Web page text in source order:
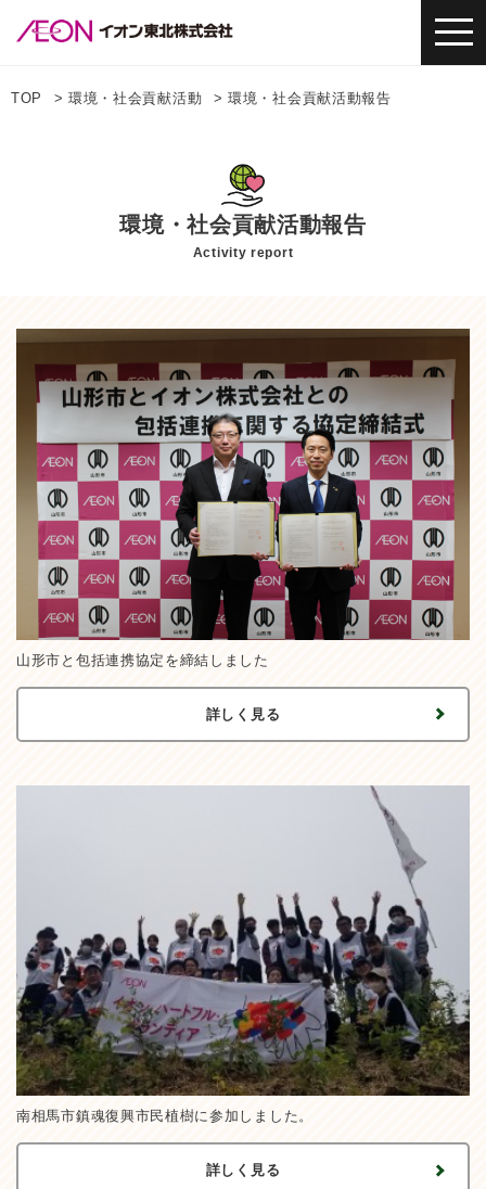
TOP 環境・社会貢献活動 環境・社会貢献活動報告
環境・社会貢献活動報告
Activity report
山形市と包括連携協定を締結しました
詳しく見る
南相馬市鎮魂復興市民植樹に参加しました。
詳しく見る